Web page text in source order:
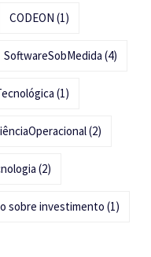
CODEON (1)
SoftwareSobMedida (4)
(1)
(2)
(2)
sobre investimento (1)